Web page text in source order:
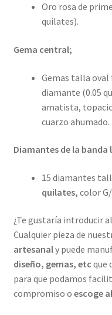
Oro rosa de
quilates).
Gema central;
Gemas talla oval
diamante (0.05
amatista,
cuarzo ahumado.
Diamantes de la banda
15 diamantes
quilates, color
¿Te gustaría introducir
Cualquier pieza de
artesanaly puede
diseño, gemas, etc que
para que podamos
compromiso o escoge